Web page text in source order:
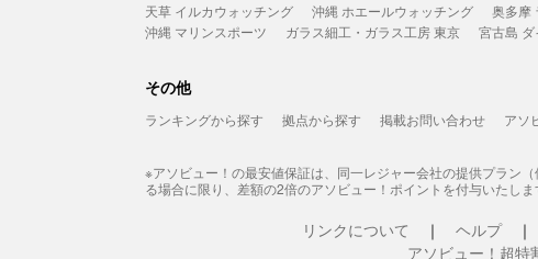
天草 イルカウォッチング
沖縄 ホエールウォッチング 奥多摩
沖縄 マリンスポーツ
ガラス細工・ガラス工房 東京 宮古島
その他
ランキングから探す 拠点から探す 掲載お問い合わせ アソ
※アソビュー！の最安値保証は、同一レジャー会社の提供プラン
る場合に限り、差額の2倍のアソビュー！ポイントを付与いたし
リンクについて ヘルプ
アソビュー！超特